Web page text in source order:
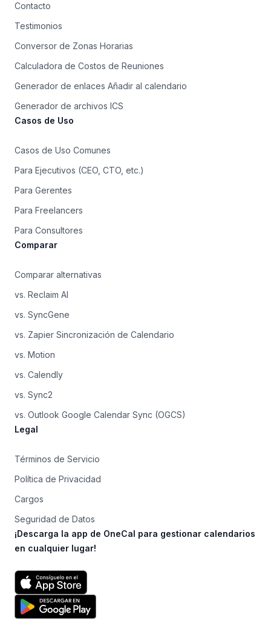
Contacto
Testimonios
Conversor de Zonas Horarias
Calculadora de Costos de Reuniones
Generador de enlaces Añadir al calendario
Generador de archivos ICS
Casos de Uso
Casos de Uso Comunes
Para Ejecutivos (CEO, CTO, etc.)
Para Gerentes
Para Freelancers
Para Consultores
Comparar
Comparar alternativas
vs. Reclaim AI
vs. SyncGene
vs. Zapier Sincronización de Calendario
vs. Motion
vs. Calendly
vs. Sync2
vs. Outlook Google Calendar Sync (OGCS)
Legal
Términos de Servicio
Política de Privacidad
Cargos
Seguridad de Datos
¡Descarga la app de OneCal para gestionar calendarios
en cualquier lugar!